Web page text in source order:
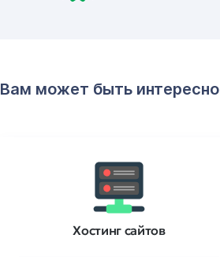
Вам может быть интересно
Хостинг сайтов